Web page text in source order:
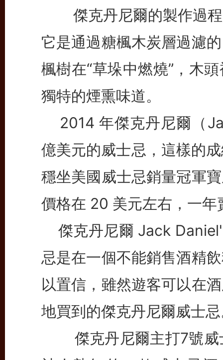
傑克丹尼爾的製作過程
它是通過糖楓木炭層過濾
楓樹在“草垛中燃燒”，木
獨特的煙熏味道。
2014 年傑克丹尼爾（
億美元的威士忌，這樣的
穩坐美國威士忌銷量冠軍
價格在 20 美元左右，一年
傑克丹尼爾 Jack
忌是在一個不能銷售酒精
以置信，雖然遊客可以在
地買到的傑克丹尼爾威士
傑克丹尼爾主打7號威